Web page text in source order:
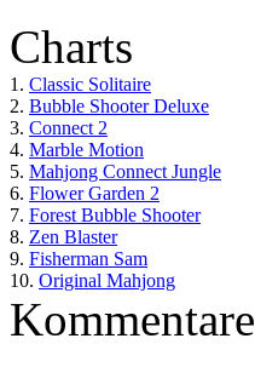
Charts
1. Classic Solitaire
2. Bubble Shooter Deluxe
3. Connect 2
4. Marble Motion
5. Mahjong Connect Jungle
6. Flower Garden 2
7. Forest Bubble Shooter
8. Zen Blaster
9. Fisherman Sam
10. Original Mahjong
Kommentare